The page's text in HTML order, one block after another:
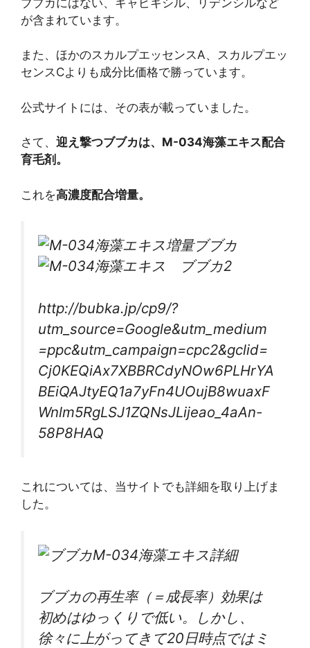
が含まれています。
また、ほかのスカルプエッセンスA、スカルプエッ
センスCよりも成分比価格で勝っています。
公式サイトには、その表が載っていました。
さて、 迎え撃つブブカは、M-034海藻エキス配合
育毛剤。
これを高濃度配合増量。
http://bubka.jp/cp9/?
utm_source=Google&utm_medium
=ppc&utm_campaign=cpc2&gclid=
Cj0KEQiAx7XBBRCdyNOw6PLHrYA
BEiQAJtyEQ1a7yFn4UOujB8wuaxF
Wnlm5RgLSJ1ZQNsJLijeao_4aAn-
58P8HAQ
これについては、当サイトでも詳細を取り上げま
した。
ブブカの再生率（＝成長率）効果は
初めはゆっくりで低い。しかし、
徐々に上がってきて20日時点ではミ